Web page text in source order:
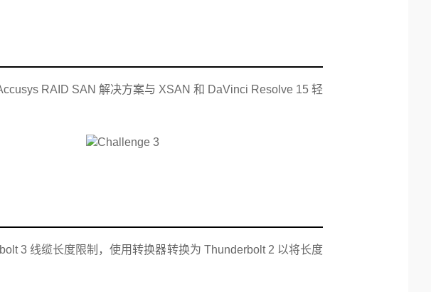
RAID SAN 解决方案与 XSAN 和 DaVinci Resolve 15 轻
3 线缆长度限制，使用转换器转换为 Thunderbolt 2 以将长度